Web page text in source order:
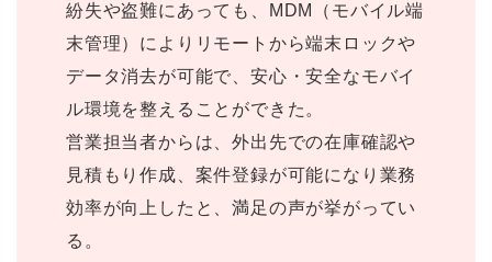
紛失や盗難にあっても、MDM（モバイル端
末管理）によりリモートから端末ロックや
データ消去が可能で、安心・安全なモバイ
ル環境を整えることができた。
営業担当者からは、外出先での在庫確認や
見積もり作成、案件登録が可能になり業務
効率が向上したと、満足の声が挙がってい
る。